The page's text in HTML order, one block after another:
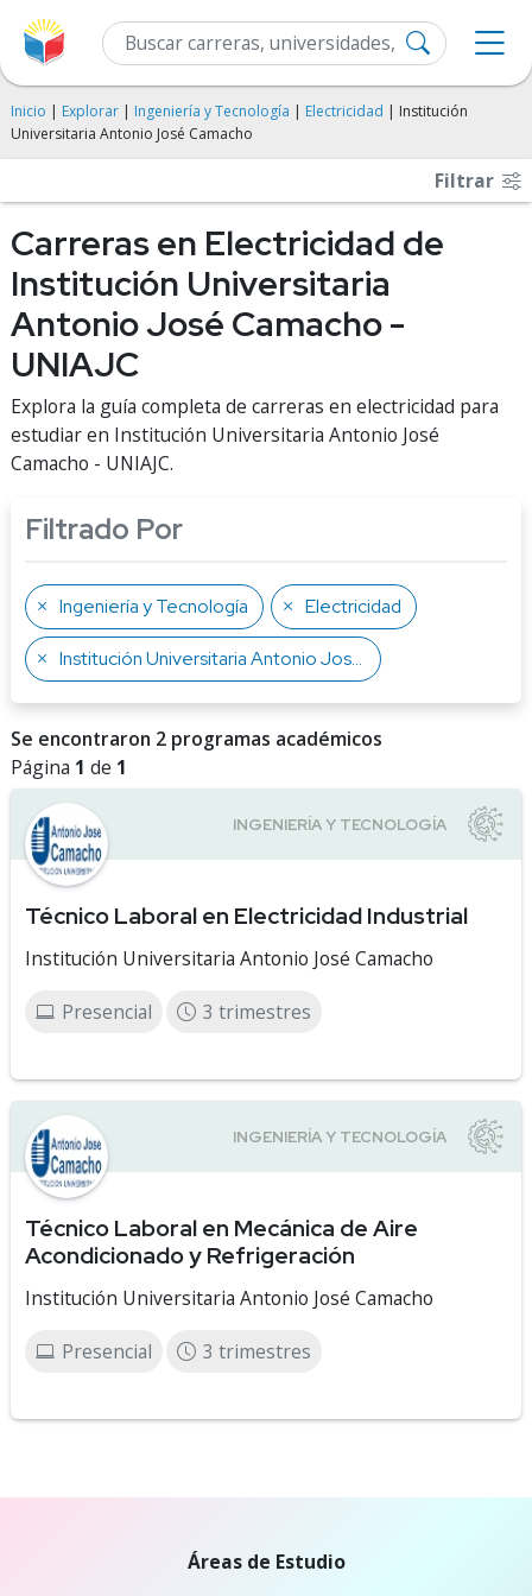
Inicio | Explorar | Ingeniería y Tecnología | Electricidad | Institución
Universitaria Antonio José Camacho
Filtrar
Carreras en Electricidad de
Institución Universitaria
Antonio José Camacho -
UNIAJC
Explora la guía completa de carreras en electricidad para
estudiar en Institución Universitaria Antonio José
Camacho - UNIAJC.
Filtrado Por
Ingeniería y Tecnología Electricidad
Institución Universitaria Antonio José Camacho
Se encontraron 2 programas académicos
Página 1 de 1
Técnico Laboral en Electricidad Industrial
Institución Universitaria Antonio José Camacho
Presencial 3 trimestres
Técnico Laboral en Mecánica de Aire
Acondicionado y Refrigeración
Institución Universitaria Antonio José Camacho
Presencial 3 trimestres
Áreas de Estudio